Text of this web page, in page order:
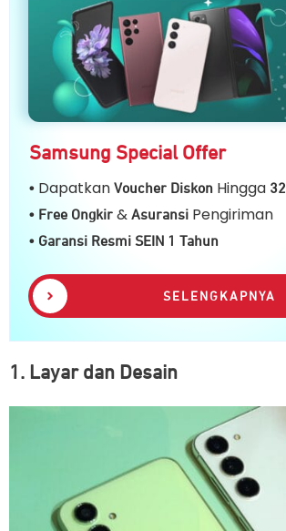
Samsung Special Offer
• Dapatkan Voucher Diskon Hingga 32
• Free Ongkir & Asuransi Pengiriman
• Garansi Resmi SEIN 1 Tahun
SELENGKAPNYA
1. Layar dan Desain